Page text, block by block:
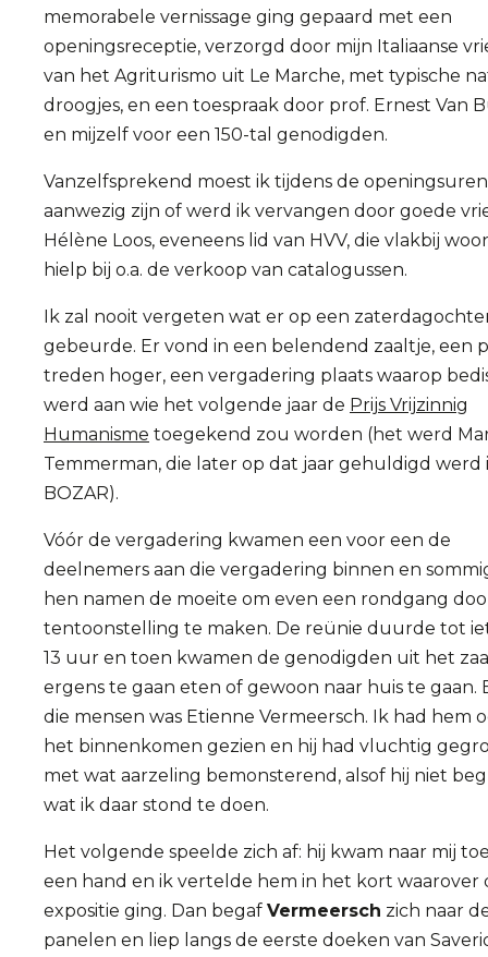
memorabele vernissage ging gepaard met een
openingsreceptie, verzorgd door mijn Italiaanse
van het Agriturismo uit Le Marche, met typische
droogjes, en een toespraak door prof. Ernest Van
en mijzelf voor een 150-tal genodigden.
Vanzelfsprekend moest ik tijdens de openingsuren
aanwezig zijn of werd ik vervangen door goede
Hélène Loos, eveneens lid van HVV, die vlakbij
hielp bij o.a. de verkoop van catalogussen.
Ik zal nooit vergeten wat er op een
gebeurde. Er vond in een belendend zaaltje, een
treden hoger, een vergadering plaats waarop
werd aan wie het volgende jaar de Prijs Vrijzinnig
Humanisme toegekend zou worden (het werd
Temmerman, die later op dat jaar gehuldigd werd
BOZAR).
Vóór de vergadering kwamen een voor een de
deelnemers aan die vergadering binnen en
hen namen de moeite om even een rondgang
tentoonstelling te maken. De reünie duurde tot
13 uur en toen kwamen de genodigden uit het
ergens te gaan eten of gewoon naar huis te gaan.
die mensen was Etienne Vermeersch. Ik had hem
het binnenkomen gezien en hij had vluchtig
met wat aarzeling bemonsterend, alsof hij niet
wat ik daar stond te doen.
Het volgende speelde zich af: hij kwam naar mij
een hand en ik vertelde hem in het kort waarover
expositie ging. Dan begaf Vermeersch zich naar
panelen en liep langs de eerste doeken van